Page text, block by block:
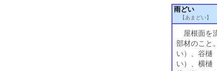
雨どい
【あまどい】
屋根面を
部材のこと
い）、谷樋
い）、横樋